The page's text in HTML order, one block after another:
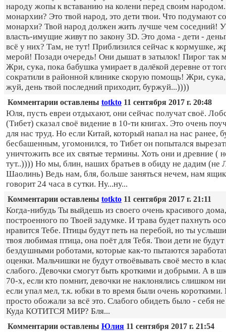
народу жопы к вставанию на колени перед своим
монархии? Это твой народ, это дети твои. Что подумают
монархи? Твой народ должен жить лучше чем соседний! У
власть-имущие живут по закону 3D. Это дома - дети -
всё у них? Там, не тут! Приблизился сейчас к кормушке,
мерой! Позади очередь! Они дышат в затылок! Пирог так
Жри, сука, пока бабушка умирает в далёкой деревне от
сократили в районной клинике скорую помощь! Жри, сука,
жуй, день твой последний приходит, буржуй...))))
Комментарии оставлены totkto 11 сентября 2017 г. 20:48
Юля, пусть евреи отдыхают, они сейчас получат своё.
(Тибет) сказал своё видение в 10-ти книгах. Это очень
для нас труд. Но если Китай, который напал на нас ранее,
бесбашенным, угомонился, то Тибет он попытался
уничтожить все их святые термины. Хоть они и древние (
тут..)))) Но мы, блин, наших братьев в обиду не дадим (не
Шаолинь) Ведь нам, бля, больше заняться нечем, нам
говорит 24 часа в сутки. Ну...ну...
Комментарии оставлены totkto 11 сентября 2017 г. 21:11
Когда-нибудь Ты выйдешь из своего очень красивого дома,
построенного по Твоей задумке. И трава будет пахнуть
нравится Тебе. Птицы будут петь на перебой, но ты
твоя любимая птица, она поёт для Тебя. Твои дети не
бездушными роботами, которые как-то пытаются
оценки. Мальчишки не будут отвоёвывать своё место в
слабого. Девочки смогут быть кроткими и добрыми. А в
70-х, если кто помнит, девочки не наклонялись слишком
если упал мел, т.к. юбки в то время были очень
просто обожали за всё это. Слабого обидеть было - себя
Куда КОТИТСЯ МИР? Бля...
Комментарии оставлены Юлия 11 сентября 2017 г. 21:54